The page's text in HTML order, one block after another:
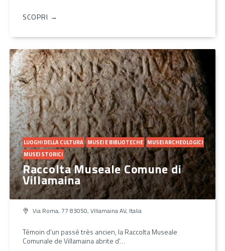
SCOPRI →
LUOGHI DELLA CULTURA MUSEI E BIBLIOTECHE MUSEI ARCHEOLOGICI
MUSEI STORICI
Raccolta Museale Comune di
Villamaina
Via Roma, 77 83050, VIllamaina AV, Italia
Témoin d'un passé très ancien, la Raccolta Museale
Comunale de Villamaina abrite d'…